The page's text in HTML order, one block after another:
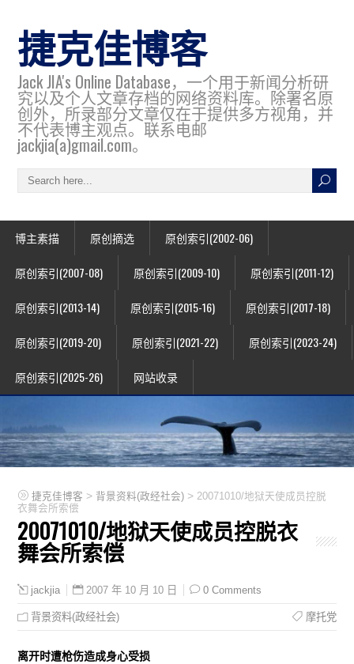
捷克佳博客
Jack JIA's Online Database，一个用于新闻分析研
究以及个人文章存档的网络资料库。除署名原
创外，所录部分文章仅在于提供多方视角，并
不代表博主观点。联系电邮
jackjia(a)gmail.com。
博主素描 原创摘选 原创索引(2002-06)
原创索引(2007-08) 原创索引(2009-10) 原创索引(2011-12)
原创索引(2013-14) 原创索引(2015-16) 原创索引(2017-18)
原创索引(2019-20) 原创索引(2021-22) 原创索引(2023-24)
原创索引(2025-26) 网站收录
捷克佳博客 > 背景资料(政经社会) > 20071010/地狱天使成员控脱
衣舞会所索偿
20071010/地狱天使成员控脱衣
舞会所索偿
jackjia 2007 年 10 月 10 日 0 Comments
背景资料(政经社会) 摩托党
离开时遭枪伤造成身心受损